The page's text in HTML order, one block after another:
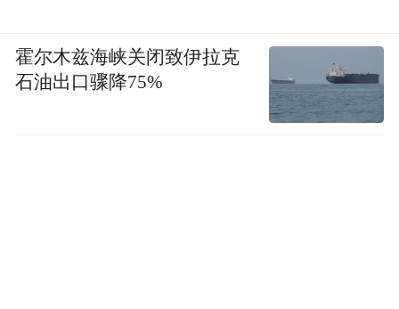
霍尔木兹海峡关闭致伊拉克
石油出口骤降75%